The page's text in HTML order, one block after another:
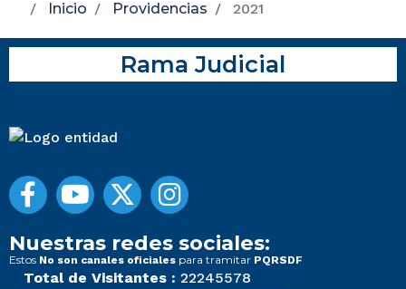
Inicio
Providencias 2021
Rama Judicial
Nuestras redes sociales:
Estos No son canales oficiales para tramitar PQRSDF
Total de Visitantes : 22245578